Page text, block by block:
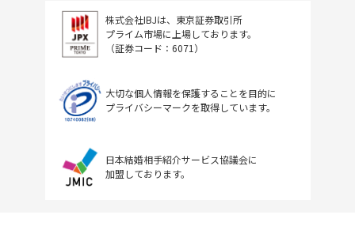
株式会社IBJは、東京証券取引所
プライム市場に上場しております。
（証券コード：6071）
大切な個人情報を保護することを目的に
プライバシーマークを取得しています。
日本結婚相手紹介サービス協議会に
加盟しております。